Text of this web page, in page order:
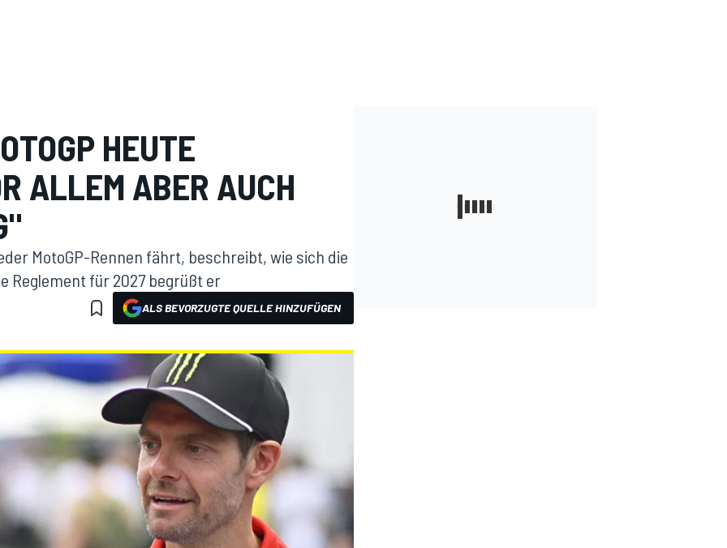
HEUTE
ALLEM ABER AUCH S
MotoGP-Rennen fährt, beschreibt, wie sich die
Reglement für 2027 begrüßt er
ALS BEVORZUGTE QUELLE HINZUFÜGEN